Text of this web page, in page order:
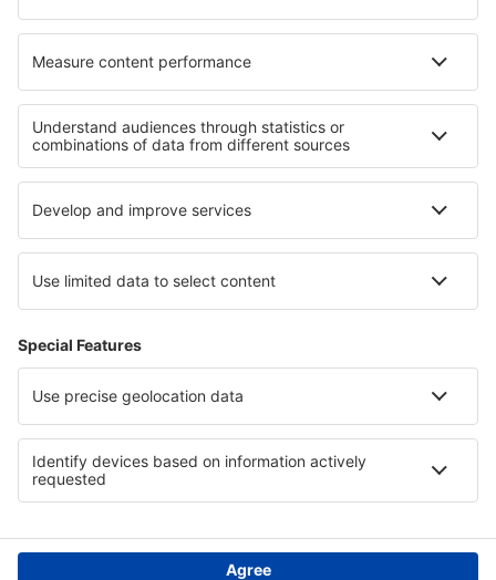
Verblijf in Wildreservaat Manyeleti Game Reserve
Verblijf in Nationaal park Tafelberg
Verblijf in Nationaal park Weskus Verblijf op Santorini
Verblijf in Liguria Verblijf in Bieszczady Mountains
Verblijf in Tolima Verblijf in Calabrië